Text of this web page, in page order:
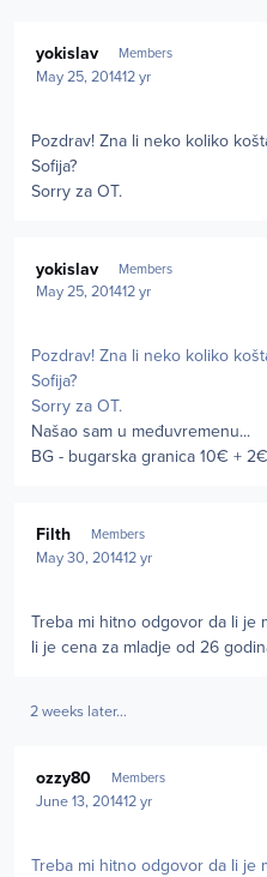
yokislav Members
May 25, 201412 yr
Pozdrav! Zna li neko koliko
Sofija?
Sorry za OT.
yokislav Members
May 25, 201412 yr
Pozdrav! Zna li neko koliko
Sofija?
Sorry za OT.
Našao sam u međuvremenu...
BG - bugarska granica 10€ +
Filth Members
May 30, 201412 yr
Treba mi hitno odgovor da li je
li je cena za mladje od 26
2 weeks later...
ozzy80 Members
June 13, 201412 yr
Treba mi hitno odgovor da li je